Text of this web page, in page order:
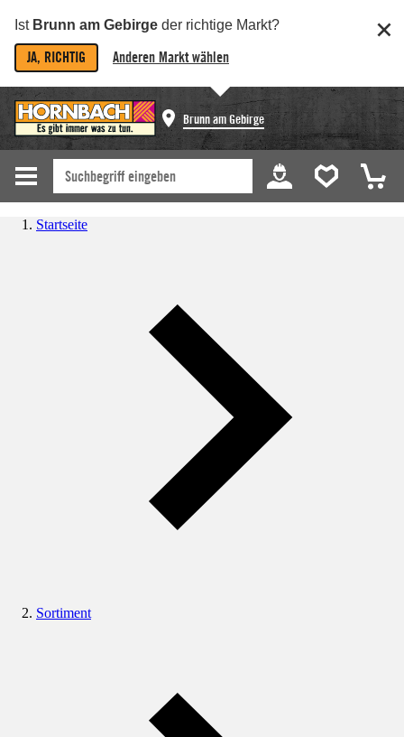
Ist Brunn am Gebirge der richtige Markt?
JA, RICHTIG Anderen Markt wählen
Brunn am Gebirge
Startseite
Sortiment